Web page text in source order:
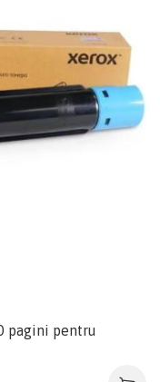
pagini pentru